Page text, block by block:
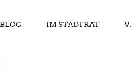
BLOG IM STADTRAT